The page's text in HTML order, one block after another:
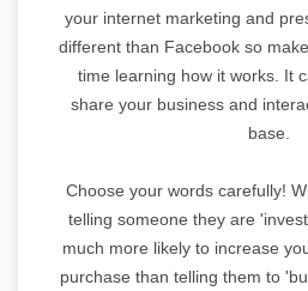
your internet marketing and
different than Facebook so
time learning how it works. It
share your business and
base.
Choose your words carefully!
telling someone they are
much more likely to increase
purchase than telling them to